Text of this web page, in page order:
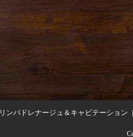
リンパドレナージュ＆キャビテーション